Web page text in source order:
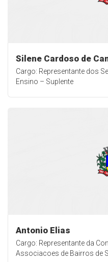
Silene Cardoso de
Cargo: Representante dos
Ensino – Suplente
Antonio Elias
Cargo: Representante da
Associacoes de Bairros de